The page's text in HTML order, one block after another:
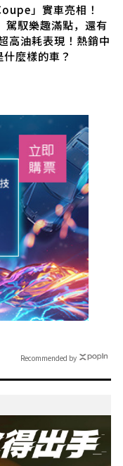
」實車亮相！
駕馭樂趣滿點，還有
高油耗表現！熱銷中
麼樣的車？
Recommended by